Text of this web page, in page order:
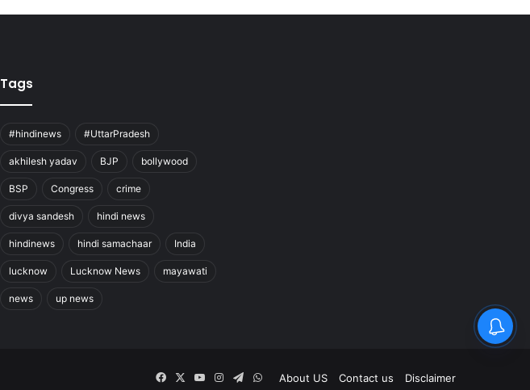
Tags
#hindinews #UttarPradesh
akhilesh yadav BJP bollywood
BSP Congress crime
divya sandesh hindi news
hindinews hindi samachaar India
lucknow Lucknow News mayawati
news up news
About US Contact us Disclaimer
FacebookYouTubeInstagramTelegram
WhatsApp